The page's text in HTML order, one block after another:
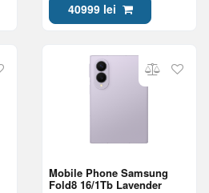
40999 lei
Mobile Phone Samsung
Fold8 16/1Tb Lavender